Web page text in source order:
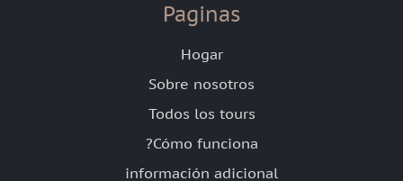
Paginas
Hogar
Sobre nosotros
Todos los tours
?Cómo funciona
información adicional